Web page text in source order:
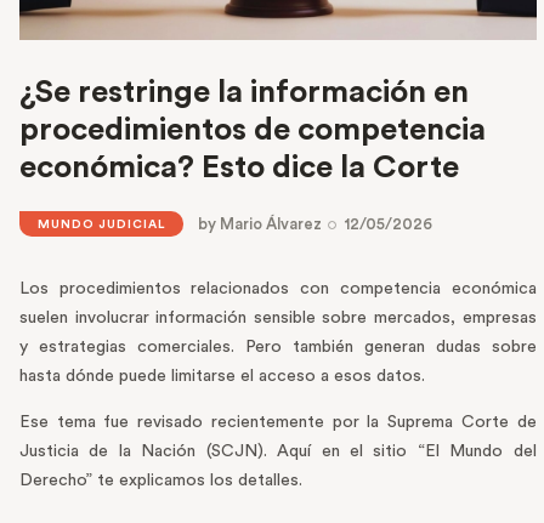
¿Se restringe la información en
procedimientos de competencia
económica? Esto dice la Corte
MUNDO JUDICIAL by Mario Álvarez 12/05/2026
Los procedimientos relacionados con competencia económica
suelen involucrar información sensible sobre mercados, empresas
y estrategias comerciales. Pero también generan dudas sobre
hasta dónde puede limitarse el acceso a esos datos.
Ese tema fue revisado recientemente por la Suprema Corte de
Justicia de la Nación (SCJN). Aquí en el sitio “El Mundo del
Derecho” te explicamos los detalles.